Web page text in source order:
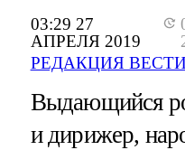
03:29 27
АПРЕЛЯ 2019
РЕДАКЦИЯ
Выдающийся
и дирижер,